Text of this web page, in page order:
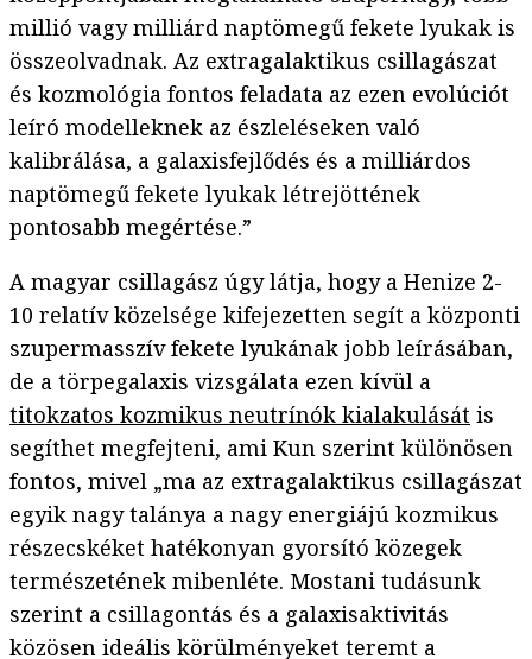
millió vagy milliárd naptömegű fekete lyukak is
összeolvadnak. Az extragalaktikus csillagászat
és kozmológia fontos feladata az ezen evolúciót
leíró modelleknek az észleléseken való
kalibrálása, a galaxisfejlődés és a milliárdos
naptömegű fekete lyukak létrejöttének
pontosabb megértése.”
A magyar csillagász úgy látja, hogy a Henize 2-
10 relatív közelsége kifejezetten segít a központi
szupermasszív fekete lyukának jobb leírásában,
de a törpegalaxis vizsgálata ezen kívül a
titokzatos kozmikus neutrínók kialakulását is
segíthet megfejteni, ami Kun szerint különösen
fontos, mivel „ma az extragalaktikus csillagászat
egyik nagy talánya a nagy energiájú kozmikus
részecskéket hatékonyan gyorsító közegek
természetének mibenléte. Mostani tudásunk
szerint a csillagontás és a galaxisaktivitás
közösen ideális körülményeket teremt a